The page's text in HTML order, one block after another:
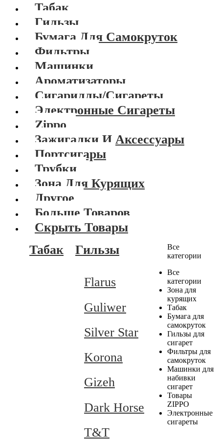
Табак
Гильзы
Бумага Для Самокруток
Фильтры
Машинки
Ароматизаторы
Сигариллы/Сигареты
Электронные Сигареты
Zippo
Зажигалки И Аксессуары
Портсигары
Трубки
Зона Для Курящих
Другое
Больше Товаров
Скрыть Товары
Табак
Гильзы
Flarus
Guliwer
Silver Star
Korona
Gizeh
Dark Horse
T&T
Все
категории
Все
категории
Зона для
курящих
Табак
Бумага для
самокруток
Гильзы для
сигарет
Фильтры для
самокруток
Машинки для
набивки
сигарет
Товары
ZIPPO
Электронные
сигареты